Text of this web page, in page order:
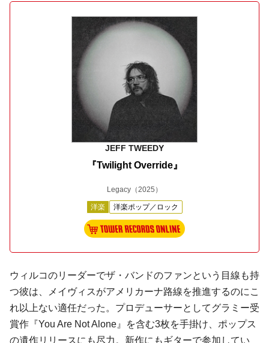
JEFF TWEEDY
『Twilight Override』
Legacy （2025）
洋楽 洋楽ポップ／ロック
ウィルコのリーダーでザ・バンドのファンという目線も持
つ彼は、メイヴィスがアメリカーナ路線を推進するのにこ
れ以上ない適任だった。プロデューサーとしてグラミー受
賞作『You Are Not Alone』を含む3枚を手掛け、ポップス
の遺作リリースにも尽力。新作にもギターで参加してい